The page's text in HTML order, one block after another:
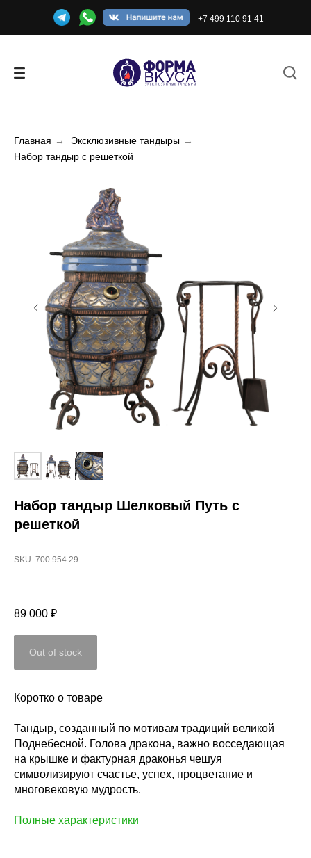
+7 499 110 91 41
Главная → Эксклюзивные тандыры →
Набор тандыр с решеткой
Набор тандыр Шелковый Путь с
решеткой
SKU: 700.954.29
89 000 ₽
Out of stock
Коротко о товаре
Тандыр, созданный по мотивам традиций великой
Поднебесной. Голова дракона, важно восседающая
на крышке и фактурная драконья чешуя
символизируют счастье, успех, процветание и
многовековую мудрость.
Полные характеристики